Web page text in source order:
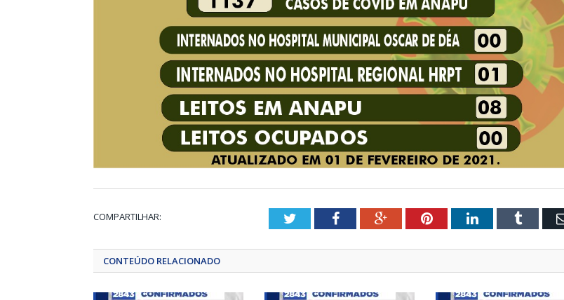
COMPARTILHAR: TwitterFacebookGoogle+PinterestLinkedInTumblr
CONTEÚDO RELACIONADO